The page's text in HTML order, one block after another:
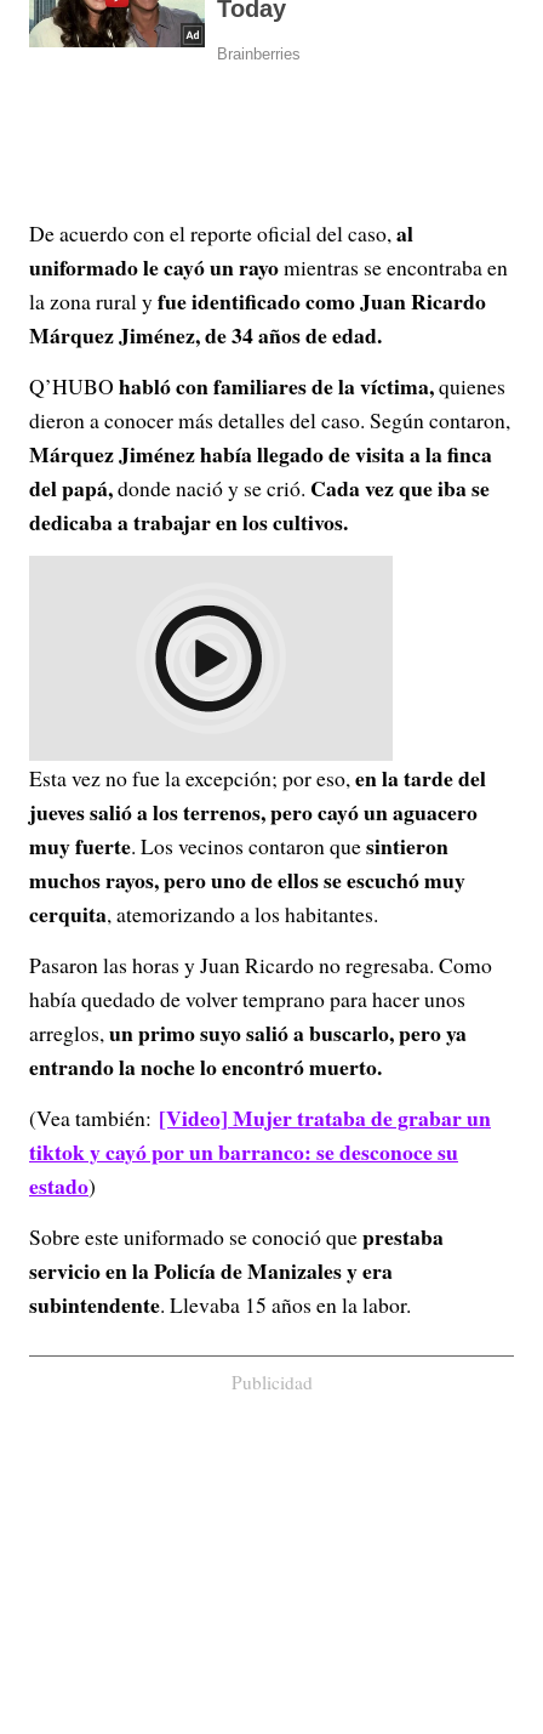
De acuerdo con el reporte oficial del caso,al
uniformado le cayó un rayomientras se encontraba en
la zona rural yfue identificado como Juan Ricardo
Márquez Jiménez, de 34 años de edad.
Q’HUBO habló con familiares de la víctima,quienes
dieron a conocer más detalles del caso. Según contaron,
Márquez Jiménez había llegado de visita a la finca
del papá,donde nació y se crió. Cada vez que iba se
dedicaba a trabajar en los cultivos.
Esta vez no fue la excepción; por eso,en la tarde del
jueves salió a los terrenos, pero cayó un aguacero
muy fuerte. Los vecinos contaron quesintieron
muchos rayos, pero uno de ellos se escuchó muy
cerquita, atemorizando a los habitantes.
Pasaron las horas y Juan Ricardo no regresaba. Como
había quedado de volver temprano para hacer unos
arreglos,un primo suyo salió a buscarlo, pero ya
entrando la noche lo encontró muerto.
(Vea también: [Video] Mujer trataba de grabar un
tiktok y cayó por un barranco: se desconoce su
estado)
Sobre este uniformado se conoció queprestaba
servicio en la Policía de Manizales y era
subintendente. Llevaba 15 años en la labor.
Publicidad